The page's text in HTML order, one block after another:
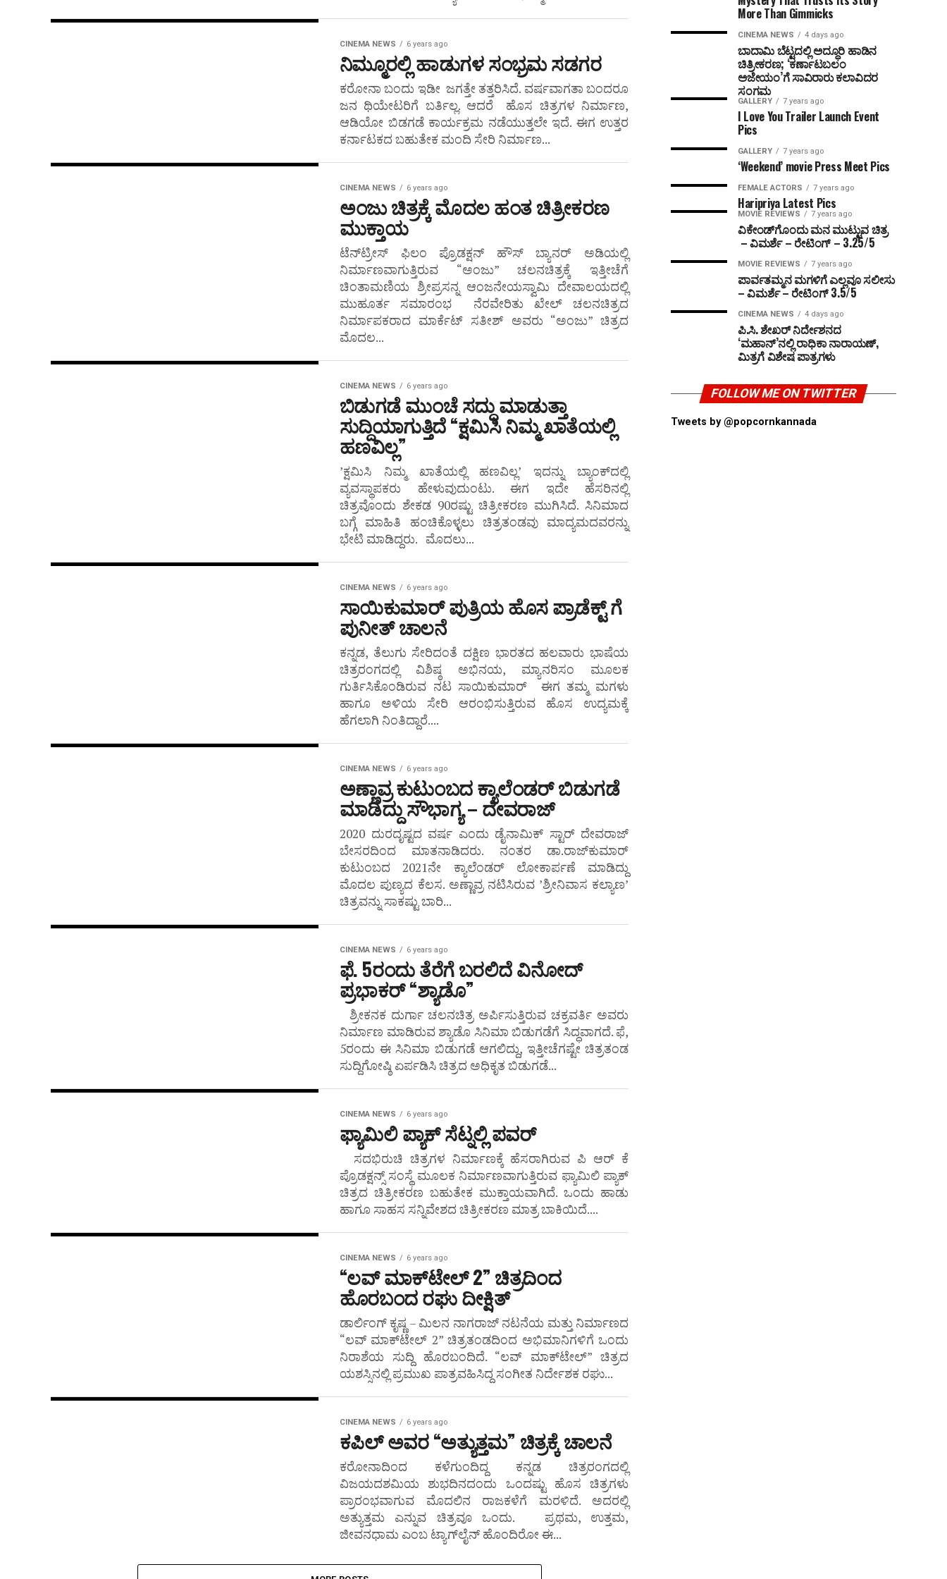
CINEMA NEWS 6 years ago
ನಿಮ್ಮೂರಲ್ಲಿ ಹಾಡುಗಳ ಸಂಭ್ರಮ ಸಡಗರ
ಕರೋನಾ ಬಂದು ಇಡೀ ಜಗತ್ತೇ ತತ್ತರಿಸಿದೆ. ವರ್ಷವಾಗತಾ ಬಂದರೂ
ಜನ ಥಿಯೇಟರಿಗೆ ಬರ್ತಿಲ್ಲ. ಆದರೆ ಹೊಸ ಚಿತ್ರಗಳ ನಿರ್ಮಾಣ,
ಆಡಿಯೋ ಬಿಡಗಡೆ ಕಾರ್ಯಕ್ರಮ ನಡೆಯುತ್ತಲೇ ಇದೆ. ಈಗ ಉತ್ತರ
ಕರ್ನಾಟಕದ ಬಹುತೇಕ ಮಂದಿ ಸೇರಿ ನಿರ್ಮಾಣ...
CINEMA NEWS 6 years ago
ಅಂಜು ಚಿತ್ರಕ್ಕೆ ಮೊದಲ ಹಂತ ಚಿತ್ರೀಕರಣ
ಮುಕ್ತಾಯ
ಟೆನ್‍ಟ್ರೀಸ್ ಫಿಲಂ ಪ್ರೊಡಕ್ಷನ್ ಹೌಸ್ ಬ್ಯಾನರ್ ಅಡಿಯಲ್ಲಿ
ನಿರ್ಮಾಣವಾಗುತ್ತಿರುವ “ಅಂಜು” ಚಲನಚಿತ್ರಕ್ಕೆ ಇತ್ತೀಚೆಗೆ
ಚಿಂತಾಮಣಿಯ ಶ್ರೀಪ್ರಸನ್ನ ಆಂಜನೇಯಸ್ವಾಮಿ ದೇವಾಲಯದಲ್ಲಿ
ಮುಹೂರ್ತ ಸಮಾರಂಭ ನೆರವೇರಿತು ಖೇಲ್ ಚಲನಚಿತ್ರದ
ನಿರ್ಮಾಪಕರಾದ ಮಾರ್ಕೆಟ್ ಸತೀಶ್ ಅವರು “ಅಂಜು” ಚಿತ್ರದ
ಮೊದಲ...
CINEMA NEWS 6 years ago
ಬಿಡುಗಡೆ ಮುಂಚೆ ಸದ್ದು ಮಾಡುತ್ತಾ
ಸುದ್ದಿಯಾಗುತ್ತಿದೆ “ಕ್ಷಮಿಸಿ ನಿಮ್ಮ ಖಾತೆಯಲ್ಲಿ
ಹಣವಿಲ್ಲ”
’ಕ್ಷಮಿಸಿ ನಿಮ್ಮ ಖಾತೆಯಲ್ಲಿ ಹಣವಿಲ್ಲ’ ಇದನ್ನು ಬ್ಯಾಂಕ್‌ದಲ್ಲಿ
ವ್ಯವಸ್ಥಾಪಕರು ಹೇಳುವುದುಂಟು. ಈಗ ಇದೇ ಹೆಸರಿನಲ್ಲಿ
ಚಿತ್ರವೊಂದು ಶೇಕಡ 90ರಷ್ಟು ಚಿತ್ರೀಕರಣ ಮುಗಿಸಿದೆ. ಸಿನಿಮಾದ
ಬಗ್ಗೆ ಮಾಹಿತಿ ಹಂಚಿಕೊಳ್ಳಲು ಚಿತ್ರತಂಡವು ಮಾದ್ಯಮದವರನ್ನು
ಭೇಟಿ ಮಾಡಿದ್ದರು. ಮೊದಲು...
CINEMA NEWS 6 years ago
ಸಾಯಿಕುಮಾರ್ ಪುತ್ರಿಯ ಹೊಸ ಪ್ರಾಡೆಕ್ಟ್ ಗೆ
ಪುನೀತ್ ಚಾಲನೆ
ಕನ್ನಡ, ತೆಲುಗು ಸೇರಿದಂತೆ ದಕ್ಷಿಣ ಭಾರತದ ಹಲವಾರು ಭಾಷೆಯ
ಚಿತ್ರರಂಗದಲ್ಲಿ ವಿಶಿಷ್ಠ ಅಭಿನಯ, ಮ್ಯಾನರಿಸಂ ಮೂಲಕ
ಗುರ್ತಿಸಿಕೊಂಡಿರುವ ನಟ ಸಾಯಿಕುಮಾರ್ ಈಗ ತಮ್ಮ ಮಗಳು
ಹಾಗೂ ಅಳಿಯ ಸೇರಿ ಆರಂಭಿಸುತ್ತಿರುವ ಹೊಸ ಉದ್ಯಮಕ್ಕೆ
ಹೆಗಲಾಗಿ ನಿಂತಿದ್ದಾರೆ....
CINEMA NEWS 6 years ago
ಅಣ್ಣಾವ್ರ ಕುಟುಂಬದ ಕ್ಯಾಲೆಂಡರ್ ಬಿಡುಗಡೆ
ಮಾಡಿದ್ದು ಸೌಭಾಗ್ಯ – ದೇವರಾಜ್
2020 ದುರದೃಷ್ಟದ ವರ್ಷ ಎಂದು ಡೈನಾಮಿಕ್ ಸ್ಟಾರ್ ದೇವರಾಜ್
ಬೇಸರದಿಂದ ಮಾತನಾಡಿದರು. ನಂತರ ಡಾ.ರಾಜ್‌ಕುಮಾರ್
ಕುಟುಂಬದ 2021ನೇ ಕ್ಯಾಲೆಂಡರ್ ಲೋಕಾರ್ಪಣೆ ಮಾಡಿದ್ದು
ಮೊದಲ ಪುಣ್ಯದ ಕೆಲಸ. ಅಣ್ಣಾವ್ರ ನಟಿಸಿರುವ ’ಶ್ರೀನಿವಾಸ ಕಲ್ಯಾಣ’
ಚಿತ್ರವನ್ನು ಸಾಕಷ್ಟು ಬಾರಿ...
CINEMA NEWS 6 years ago
ಫೆ. 5ರಂದು ತೆರೆಗೆ ಬರಲಿದೆ ವಿನೋದ್
ಪ್ರಭಾಕರ್ “ಶ್ಯಾಡೊ”
ಶ್ರೀಕನಕ ದುರ್ಗಾ ಚಲನಚಿತ್ರ ಅರ್ಪಿಸುತ್ತಿರುವ ಚಕ್ರವರ್ತಿ ಅವರು
ನಿರ್ಮಾಣ ಮಾಡಿರುವ ಶ್ಯಾಡೊ ಸಿನಿಮಾ ಬಿಡುಗಡೆಗೆ ಸಿದ್ಧವಾಗದೆ. ಫೆ,
5ರಂದು ಈ ಸಿನಿಮಾ ಬಿಡುಗಡೆ ಆಗಲಿದ್ದು, ಇತ್ತೀಚೆಗಷ್ಟೇ ಚಿತ್ರತಂಡ
ಸುದ್ದಿಗೋಷ್ಠಿ ಏರ್ಪಡಿಸಿ ಚಿತ್ರದ ಅಧಿಕೃತ ಬಿಡುಗಡೆ...
CINEMA NEWS 6 years ago
ಫ್ಯಾಮಿಲಿ ಪ್ಯಾಕ್ ಸೆಟ್ನಲ್ಲಿ ಪವರ್
ಸದಭಿರುಚಿ ಚಿತ್ರಗಳ ನಿರ್ಮಾಣಕ್ಕೆ ಹೆಸರಾಗಿರುವ ಪಿ ಆರ್ ಕೆ
ಪ್ರೊಡಕ್ಷನ್ಸ್‌ ಸಂಸ್ಥೆ ಮೂಲಕ ನಿರ್ಮಾಣವಾಗುತ್ತಿರುವ ಫ್ಯಾಮಿಲಿ ಪ್ಯಾಕ್
ಚಿತ್ರದ ಚಿತ್ರೀಕರಣ ಬಹುತೇಕ ಮುಕ್ತಾಯವಾಗಿದೆ. ಒಂದು ಹಾಡು
ಹಾಗೂ ಸಾಹಸ ಸನ್ನಿವೇಶದ ಚಿತ್ರೀಕರಣ ಮಾತ್ರ ಬಾಕಿಯಿದೆ....
CINEMA NEWS 6 years ago
“ಲವ್ ಮಾಕ್‌ಟೇಲ್ 2” ಚಿತ್ರದಿಂದ
ಹೊರಬಂದ ರಘು ದೀಕ್ಷಿತ್
ಡಾರ್ಲಿಂಗ್ ಕೃಷ್ಣ – ಮಿಲನ ನಾಗರಾಜ್ ನಟನೆಯ ಮತ್ತು ನಿರ್ಮಾಣದ
“ಲವ್ ಮಾಕ್‌ಟೇಲ್ 2” ಚಿತ್ರತಂಡದಿಂದ ಅಭಿಮಾನಿಗಳಿಗೆ ಒಂದು
ನಿರಾಶೆಯ ಸುದ್ದಿ ಹೊರಬಂದಿದೆ. “ಲವ್ ಮಾಕ್‌ಟೇಲ್” ಚಿತ್ರದ
ಯಶಸ್ಸಿನಲ್ಲಿ ಪ್ರಮುಖ ಪಾತ್ರವಹಿಸಿದ್ದ ಸಂಗೀತ ನಿರ್ದೇಶಕ ರಘು...
CINEMA NEWS 6 years ago
ಕಪಿಲ್ ಅವರ “ಅತ್ಯುತ್ತಮ” ಚಿತ್ರಕ್ಕೆ ಚಾಲನೆ
ಕರೋನಾದಿಂದ ಕಳೆಗುಂದಿದ್ದ ಕನ್ನಡ ಚಿತ್ರರಂಗದಲ್ಲಿ
ವಿಜಯದಶಮಿಯ ಶುಭದಿನದಂದು ಒಂದಷ್ಟು ಹೊಸ ಚಿತ್ರಗಳು
ಪ್ರಾರಂಭವಾಗುವ ಮೊದಲಿನ ರಾಜಕಳೆಗೆ ಮರಳಿದೆ. ಅದರಲ್ಲಿ
ಅತ್ಯುತ್ತಮ ಎನ್ನುವ ಚಿತ್ರವೂ ಒಂದು. ಪ್ರಥಮ, ಉತ್ತಮ,
ಜೀವನಧಾಮ ಎಂಬ ಟ್ಯಾಗ್‍ಲೈನ್ ಹೊಂದಿರೋ ಈ...
More Than Gimmicks
CINEMA NEWS 4 days ago
ಬಾದಾಮಿ ಬೆಟ್ಟದಲ್ಲಿ ಅದ್ಧೂರಿ ಹಾಡಿನ
ಚಿತ್ರೀಕರಣ; ‘ಕರ್ಣಾಟಬಲಂ
ಅಜೇಯಂ’ಗೆ ಸಾವಿರಾರು ಕಲಾವಿದರ
ಸಂಗಮ
GALLERY 7 years ago
I Love You Trailer Launch Event
Pics
GALLERY 7 years ago
‘Weekend’ movie Press Meet Pics
FEMALE ACTORS 7 years ago
Haripriya Latest Pics
MOVIE REVIEWS 7 years ago
ವಿಕೇಂಡ್‌ಗೊಂದು ಮನ ಮುಟ್ಟುವ ಚಿತ್ರ
– ವಿಮರ್ಶೆ – ರೇಟಿಂಗ್ – 3.25/5
MOVIE REVIEWS 7 years ago
ಪಾರ್ವತಮ್ಮನ ಮಗಳಿಗೆ ಎಲ್ಲವೂ ಸಲೀಸು
– ವಿಮರ್ಶೆ – ರೇಟಿಂಗ್ 3.5/5
CINEMA NEWS 4 days ago
ಪಿ.ಸಿ. ಶೇಖರ್ ನಿರ್ದೇಶನದ
‘ಮಹಾನ್’ನಲ್ಲಿ ರಾಧಿಕಾ ನಾರಾಯಣ್,
ಮಿತ್ರಗೆ ವಿಶೇಷ ಪಾತ್ರಗಳು
FOLLOW ME ON TWITTER
Tweets by @popcornkannada